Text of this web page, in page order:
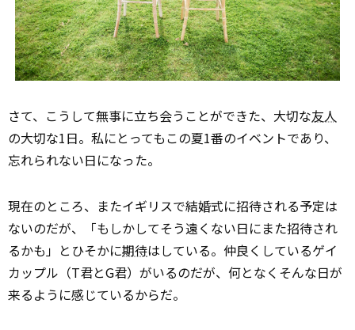
さて、こうして無事に立ち会うことができた、大切な友人
の大切な1日。私にとってもこの夏1番のイベントであり、
忘れられない日になった。
現在のところ、またイギリスで結婚式に招待される予定は
ないのだが、「もしかしてそう遠くない日にまた招待され
るかも」とひそかに期待はしている。仲良くしているゲイ
カップル（T君とG君）がいるのだが、何となくそんな日が
来るように感じているからだ。